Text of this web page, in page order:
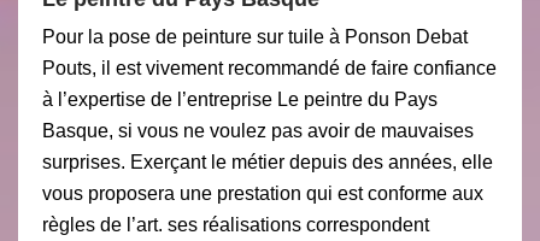
Pour la pose de peinture sur tuile à Ponson Debat
Pouts, il est vivement recommandé de faire confiance
à l’expertise de l’entreprise Le peintre du Pays
Basque, si vous ne voulez pas avoir de mauvaises
surprises. Exerçant le métier depuis des années, elle
vous proposera une prestation qui est conforme aux
règles de l’art. ses réalisations correspondent